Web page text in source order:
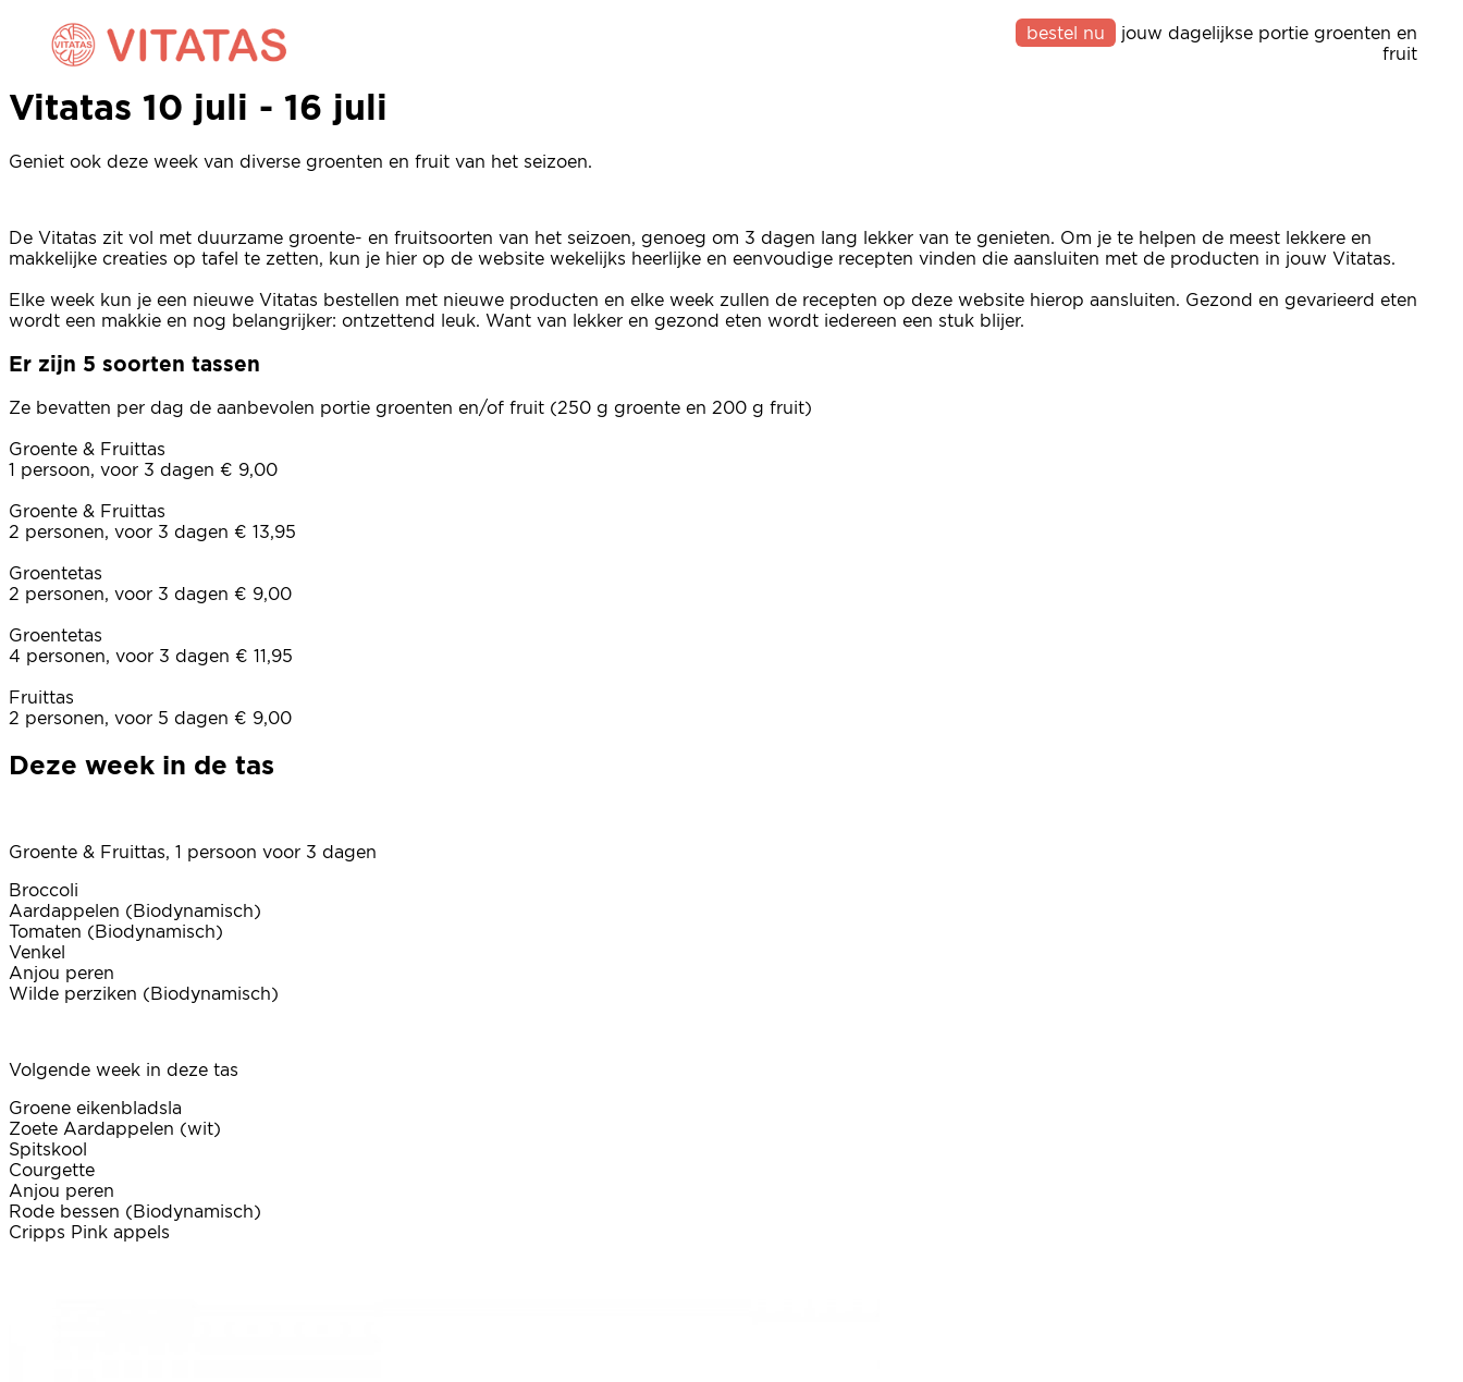
bestel nu
jouw dagelijkse portie groenten en
fruit
Vitatas 10 juli - 16 juli
Vitatas 10 juli - 16 juli
Geniet ook deze week van diverse groenten en fruit van het seizoen.
De Vitatas zit vol met duurzame groente- en fruitsoorten van het seizoen, genoeg om 3 dagen lang lekker van te genieten. Om je te helpen de meest lekkere en
makkelijke creaties op tafel te zetten, kun je hier op de website wekelijks heerlijke en eenvoudige recepten vinden die aansluiten met de producten in jouw Vitatas.
Elke week kun je een nieuwe Vitatas bestellen met nieuwe producten en elke week zullen de recepten op deze website hierop aansluiten. Gezond en gevarieerd eten
wordt een makkie en nog belangrijker: ontzettend leuk. Want van lekker en gezond eten wordt iedereen een stuk blijer.
Er zijn 5 soorten tassen
Ze bevatten per dag de aanbevolen portie groenten en/of fruit (250 g groente en 200 g fruit)
Groente & Fruittas
1 persoon, voor 3 dagen € 9,00
Groente & Fruittas
2 personen, voor 3 dagen € 13,95
Groentetas
2 personen, voor 3 dagen € 9,00
Groentetas
4 personen, voor 3 dagen € 11,95
Fruittas
2 personen, voor 5 dagen € 9,00
Deze week in de tas
Groente & Fruittas, 1 persoon voor 3 dagen
Broccoli
Aardappelen (Biodynamisch)
Tomaten (Biodynamisch)
Venkel
Anjou peren
Wilde perziken (Biodynamisch)
Volgende week in deze tas
Groene eikenbladsla
Zoete Aardappelen (wit)
Spitskool
Courgette
Anjou peren
Rode bessen (Biodynamisch)
Cripps Pink appels